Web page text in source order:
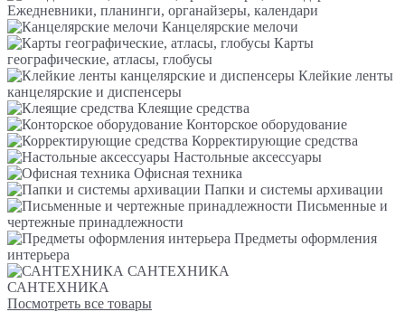
Ежедневники, планинги, органайзеры, календари
Канцелярские мелочи
Карты
географические, атласы, глобусы
Клейкие ленты
канцелярские и диспенсеры
Клеящие средства
Конторское оборудование
Корректирующие средства
Настольные аксессуары
Офисная техника
Папки и системы архивации
Письменные и
чертежные принадлежности
Предметы оформления
интерьера
САНТЕХНИКА
САНТЕХНИКА
Посмотреть все товары